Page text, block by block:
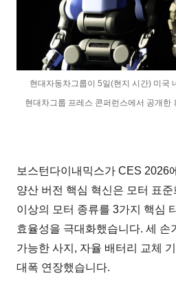
현대자동차그룹이 5일(현지 시간) 미국
현대차그룹 프레스 콘퍼런스에서 공개한
보스턴다이내믹스가 CES 2026
양산 버전 핵심 혁신은 모터 표
이상의 모터 종류를 3가지 핵심
효율성을 극대화했습니다. 세 손
가능한 사지, 자율 배터리 교체
대폭 연장했습니다.